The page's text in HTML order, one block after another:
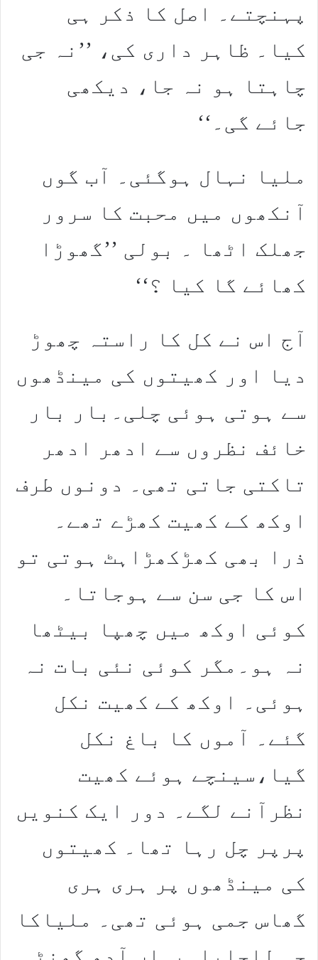
پہنچتے۔ اصل کا ذکر ہی
کیا۔ ظاہر داری کی، ’’نہ جی
چاہتا ہو نہ جا، دیکھی
جائے گی۔‘‘
ملیا نہال ہوگئی۔ آب گوں
آنکھوں میں محبت کا سرور
جھلک اٹھا ۔ بولی ’’گھوڑا
کھائے گا کیا ؟‘‘
آج اس نے کل کا راستہ چھوڑ
دیا اور کھیتوں کی مینڈھوں
سے ہوتی ہوئی چلی۔بار بار
خائف نظروں سے ادھر ادھر
تاکتی جاتی تھی۔ دونوں طرف
اوکھ کے کھیت کھڑے تھے۔
ذرا بھی کھڑکھڑاہٹ ہوتی تو
اس کا جی سن سے ہوجاتا۔
کوئی اوکھ میں چھپا بیٹھا
نہ ہو۔مگر کوئی نئی بات نہ
ہوئی۔ اوکھ کے کھیت نکل
گئے۔ آموں کا باغ نکل
گیا،سینچے ہوئے کھیت
نظرآنے لگے۔ دور ایک کنویں
پرپر چل رہا تھا۔ کھیتوں
کی مینڈھوں پر ہری ہری
گھاس جمی ہوئی تھی۔ ملیاکا
جی للچایا۔یہاں آدھ گھنٹہ